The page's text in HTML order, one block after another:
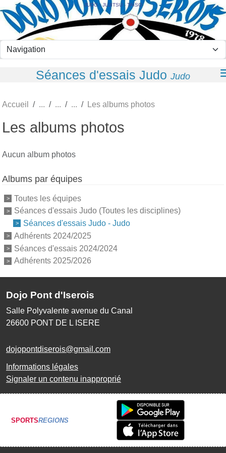
JUDO - JUJITSU - TAÏSO
Séances d'essais Judo Judo
Accueil Les albums photos
Les albums photos
Aucun album photos
Albums par équipes
Toutes les équipes
Séances d'essais Judo (Toutes les disciplines)
Séances d'essais Judo - Judo
Adhérents 2024/2025
Séances d'essais 2024/2024
Adhérents 2025/2026
Dojo Pont d'Iserois
Salle Polyvalente avenue du Canal
26600 PONT DE L ISERE
dojopontdiserois@gmail.com
Informations légales
Signaler un contenu inapproprié
SPORTSREGIONS
Panneau de gestion des cookies